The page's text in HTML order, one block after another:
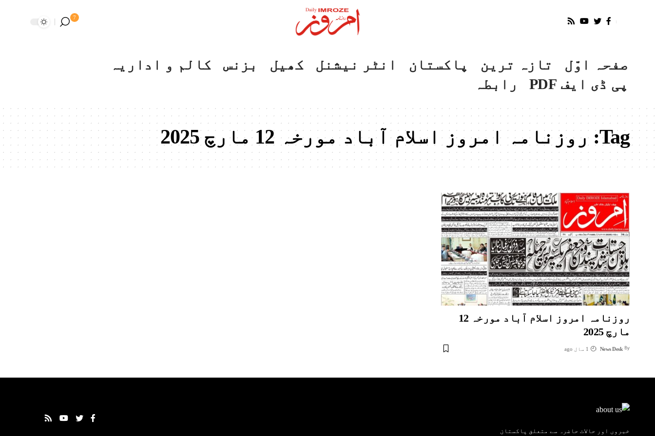
7
صفحہ اوّل تازہ ترین پاکستان انٹر نیشنل کھیل بزنس
کالم و اداریہ
پی ڈی ایف PDF
رابطہ
Tag: روزنامہ امروز اسلام آباد مورخہ 12 مارچ 2025
روزنامہ امروز اسلام آباد مورخہ 12
مارچ 2025
By
News Desk 1 سال ago
خبروں اور حالات حاضرہ سے متعلق پاکستان